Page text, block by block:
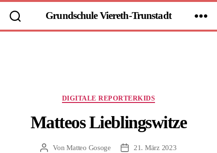
Grundschule Viereth-Trunstadt
Kategorien
DIGITALE REPORTERKIDS
Matteos Lieblingswitze
Beitragsautor
VonMatteo Gosoge Beitragsdatum
21. März 2023